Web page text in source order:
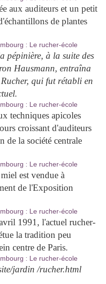
aux auditeurs et un petit
de plantes
pépinière, à la suite des
Hausmann, entraîna
qui fut rétabli en
techniques apicoles
croissant d'auditeurs
de la société centrale
est vendue à
de l'Exposition
1991, l'actuel rucher-
la tradition peu
centre de Paris.
jardin /rucher.html